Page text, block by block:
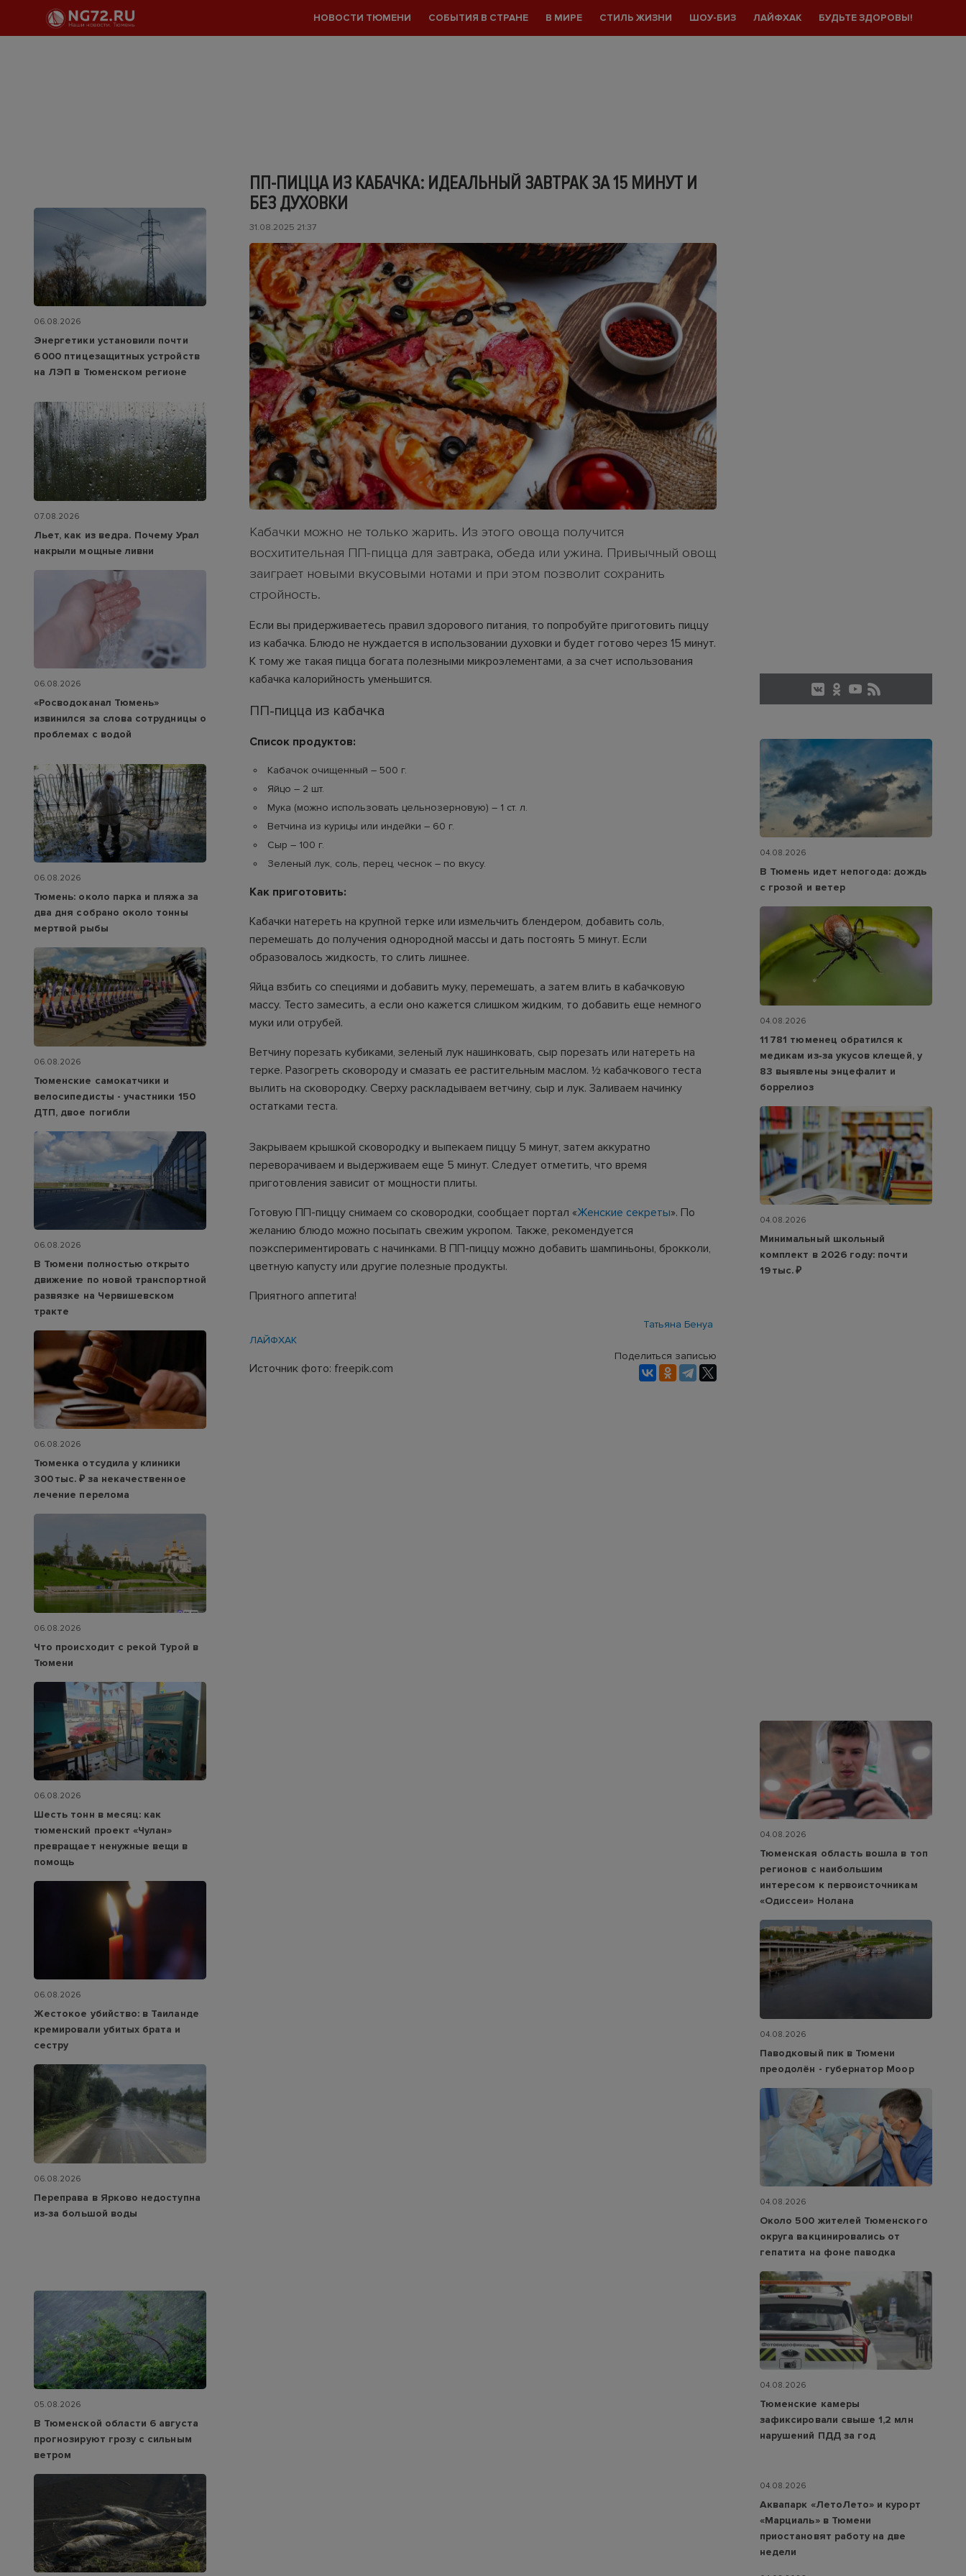
НОВОСТИ ТЮМЕНИ СОБЫТИЯ В СТРАНЕ В МИРЕ СТИЛЬ ЖИЗНИ ШОУ-БИЗ ЛАЙФХАК БУДЬТЕ ЗДОРОВЫ!
ПП-ПИЦЦА ИЗ КАБАЧКА: ИДЕАЛЬНЫЙ ЗАВТРАК ЗА 15 МИНУТ И
БЕЗ ДУХОВКИ
31.08.2025 21:37
Кабачки можно не только жарить. Из этого овоща получится
восхитительная ПП-пицца для завтрака, обеда или ужина. Привычный овощ
заиграет новыми вкусовыми нотами и при этом позволит сохранить
стройность.
Если вы придерживаетесь правил здорового питания, то попробуйте приготовить пиццу
из кабачка. Блюдо не нуждается в использовании духовки и будет готово через 15 минут.
К тому же такая пицца богата полезными микроэлементами, а за счет использования
кабачка калорийность уменьшится.
ПП-пицца из кабачка
Список продуктов:
Кабачок очищенный – 500 г.
Яйцо – 2 шт.
Мука (можно использовать цельнозерновую) – 1 ст. л.
Ветчина из курицы или индейки – 60 г.
Сыр – 100 г.
Зеленый лук, соль, перец, чеснок – по вкусу.
Как приготовить:
Кабачки натереть на крупной терке или измельчить блендером, добавить соль,
перемешать до получения однородной массы и дать постоять 5 минут. Если
образовалось жидкость, то слить лишнее.
Яйца взбить со специями и добавить муку, перемешать, а затем влить в кабачковую
массу. Тесто замесить, а если оно кажется слишком жидким, то добавить еще немного
муки или отрубей.
Ветчину порезать кубиками, зеленый лук нашинковать, сыр порезать или натереть на
терке. Разогреть сковороду и смазать ее растительным маслом. ½ кабачкового теста
вылить на сковородку. Сверху раскладываем ветчину, сыр и лук. Заливаем начинку
остатками теста.
Закрываем крышкой сковородку и выпекаем пиццу 5 минут, затем аккуратно
переворачиваем и выдерживаем еще 5 минут. Следует отметить, что время
приготовления зависит от мощности плиты.
Готовую ПП-пиццу снимаем со сковородки, сообщает портал «Женские секреты». По
желанию блюдо можно посыпать свежим укропом. Также, рекомендуется
поэкспериментировать с начинками. В ПП-пиццу можно добавить шампиньоны, брокколи,
цветную капусту или другие полезные продукты.
Приятного аппетита!
Татьяна Бенуа
ЛАЙФХАК
Источник фото: freepik.com
Поделиться записью
06.08.2026
Энергетики установили почти
6 000 птицезащитных устройств
на ЛЭП в Тюменском регионе
07.08.2026
Льет, как из ведра. Почему Урал
накрыли мощные ливни
06.08.2026
«Росводоканал Тюмень»
извинился за слова сотрудницы о
проблемах с водой
06.08.2026
Тюмень: около парка и пляжа за
два дня собрано около тонны
мертвой рыбы
06.08.2026
Тюменские самокатчики и
велосипедисты - участники 150
ДТП, двое погибли
06.08.2026
В Тюмени полностью открыто
движение по новой транспортной
развязке на Червишевском
тракте
06.08.2026
Тюменка отсудила у клиники
300 тыс. ₽ за некачественное
лечение перелома
06.08.2026
Что происходит с рекой Турой в
Тюмени
06.08.2026
Шесть тонн в месяц: как
тюменский проект «Чулан»
превращает ненужные вещи в
помощь
06.08.2026
Жестокое убийство: в Таиланде
кремировали убитых брата и
сестру
06.08.2026
Переправа в Ярково недоступна
из‑за большой воды
05.08.2026
В Тюменской области 6 августа
прогнозируют грозу с сильным
ветром
04.08.2026
В Тюмень идет непогода: дождь
с грозой и ветер
04.08.2026
11 781 тюменец обратился к
медикам из‑за укусов клещей, у
83 выявлены энцефалит и
боррелиоз
04.08.2026
Минимальный школьный
комплект в 2026 году: почти
19 тыс. ₽
04.08.2026
Тюменская область вошла в топ
регионов с наибольшим
интересом к первоисточникам
«Одиссеи» Нолана
04.08.2026
Паводковый пик в Тюмени
преодолён - губернатор Моор
04.08.2026
Около 500 жителей Тюменского
округа вакцинировались от
гепатита на фоне паводка
04.08.2026
Тюменские камеры
зафиксировали свыше 1,2 млн
нарушений ПДД за год
04.08.2026
Аквапарк «ЛетоЛето» и курорт
«Марциаль» в Тюмени
приостановят работу на две
недели